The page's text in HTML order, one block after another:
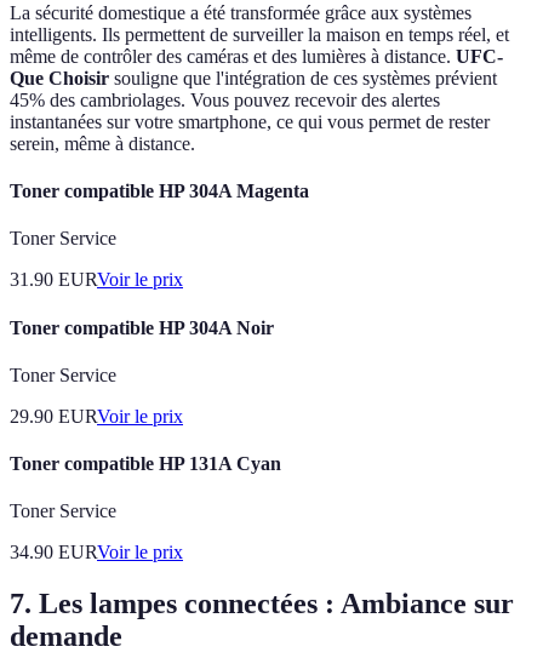
La sécurité domestique a été transformée grâce aux systèmes
intelligents. Ils permettent de surveiller la maison en temps réel, et
même de contrôler des caméras et des lumières à distance. UFC-
Que Choisir souligne que l'intégration de ces systèmes prévient
45% des cambriolages. Vous pouvez recevoir des alertes
instantanées sur votre smartphone, ce qui vous permet de rester
serein, même à distance.
Toner compatible HP 304A Magenta
Toner Service
31.90 EURVoir le prix
Toner compatible HP 304A Noir
Toner Service
29.90 EURVoir le prix
Toner compatible HP 131A Cyan
Toner Service
34.90 EURVoir le prix
7. Les lampes connectées : Ambiance sur
demande